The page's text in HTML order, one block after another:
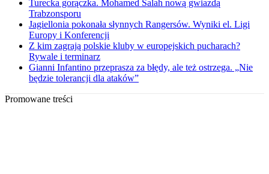
Turecka gorączka. Mohamed Salah nową gwiazdą
Trabzonsporu
Jagiellonia pokonała słynnych Rangersów. Wyniki el. Ligi
Europy i Konferencji
Z kim zagrają polskie kluby w europejskich pucharach?
Rywale i terminarz
Gianni Infantino przeprasza za błędy, ale też ostrzega. „Nie
będzie tolerancji dla ataków”
Promowane treści